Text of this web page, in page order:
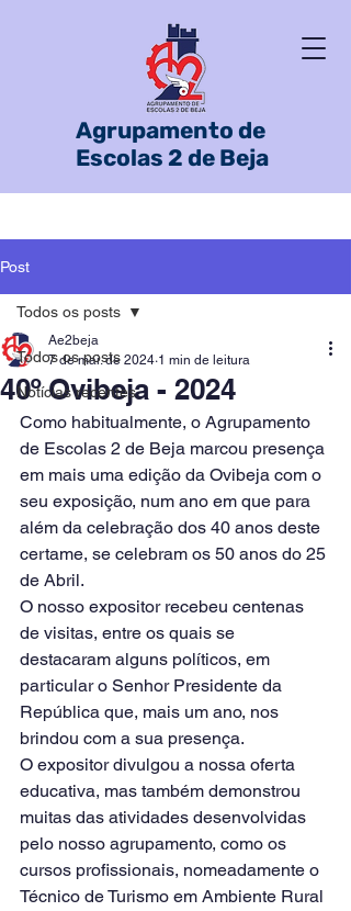
Agrupamento de
Escolas 2 de Beja
Post
Todos os posts
Notícias recentes
Todos os posts
40º Ovibeja - 2024
Ae2beja
7 de mai. de 2024 1 min de leitura
Como habitualmente, o Agrupamento
de Escolas 2 de Beja marcou presença
em mais uma edição da Ovibeja com o
seu exposição, num ano em que para
além da celebração dos 40 anos deste
certame, se celebram os 50 anos do 25
de Abril.
O nosso expositor recebeu centenas
de visitas, entre os quais se
destacaram alguns políticos, em
particular o Senhor Presidente da
República que, mais um ano, nos
brindou com a sua presença.
O expositor divulgou a nossa oferta
educativa, mas também demonstrou
muitas das atividades desenvolvidas
pelo nosso agrupamento, como os
cursos profissionais, nomeadamente o
Técnico de Turismo em Ambiente Rural